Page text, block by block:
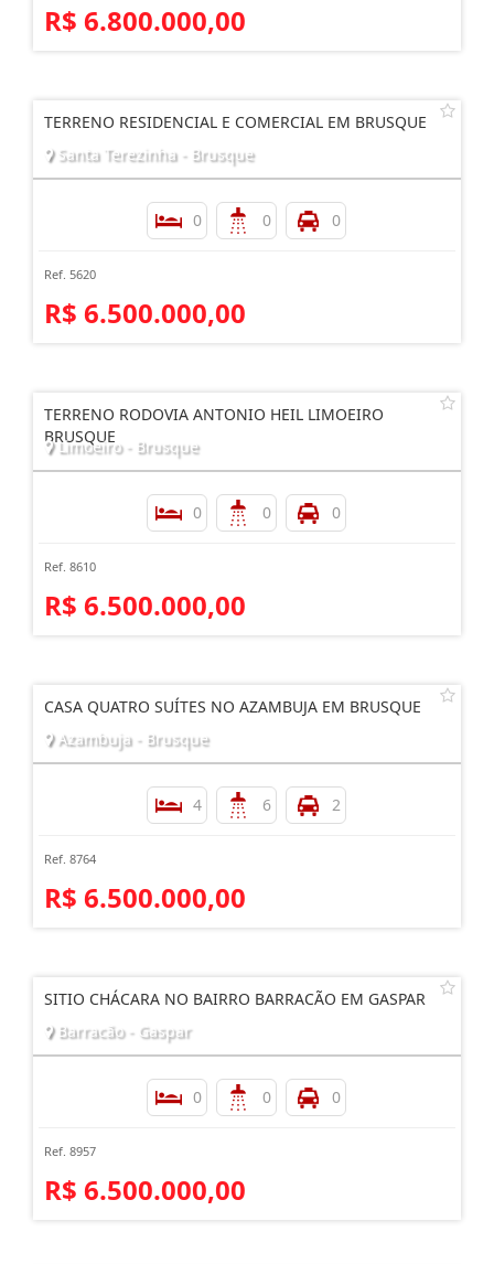
R$ 6.800.000,00
TERRENO RESIDENCIAL E COMERCIAL EM BRUSQUE
Santa Terezinha - Brusque
0 0 0
Ref. 5620
R$ 6.500.000,00
TERRENO RODOVIA ANTONIO HEIL LIMOEIRO
BRUSQUE
Limoeiro - Brusque
0 0 0
Ref. 8610
R$ 6.500.000,00
CASA QUATRO SUÍTES NO AZAMBUJA EM BRUSQUE
Azambuja - Brusque
4 6 2
Ref. 8764
R$ 6.500.000,00
SITIO CHÁCARA NO BAIRRO BARRACÃO EM GASPAR
Barracão - Gaspar
0 0 0
Ref. 8957
R$ 6.500.000,00